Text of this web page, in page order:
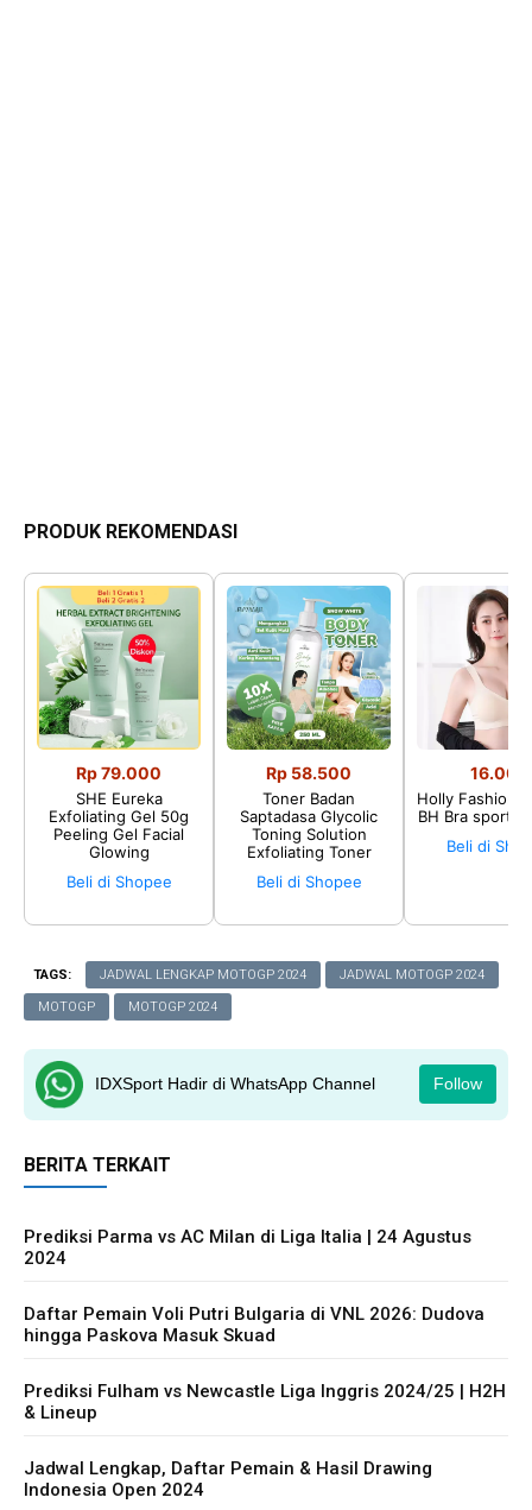
PRODUK REKOMENDASI
Rp 79.000
SHE Eureka
Exfoliating Gel 50g
Peeling Gel Facial
Glowing
Beli di Shopee
Rp 58.500
Toner Badan
Saptadasa Glycolic
Toning Solution
Exfoliating Toner
Beli di Shopee
16.002
Holly Fashion♛
BH Bra sport
Beli di
TAGS: JADWAL LENGKAP MOTOGP 2024 JADWAL MOTOGP 2024
MOTOGP MOTOGP 2024
IDXSport Hadir di WhatsApp Channel Follow
BERITA TERKAIT
Prediksi Parma vs AC Milan di Liga Italia | 24 Agustus
2024
Daftar Pemain Voli Putri Bulgaria di VNL 2026: Dudova
hingga Paskova Masuk Skuad
Prediksi Fulham vs Newcastle Liga Inggris 2024/25 | H2H
& Lineup
Jadwal Lengkap, Daftar Pemain & Hasil Drawing
Indonesia Open 2024